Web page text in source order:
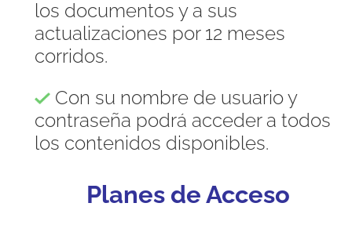
los documentos y a sus
actualizaciones por 12 meses
corridos.
Con su nombre de usuario y
contraseña podrá acceder a todos
los contenidos disponibles.
Planes de Acceso